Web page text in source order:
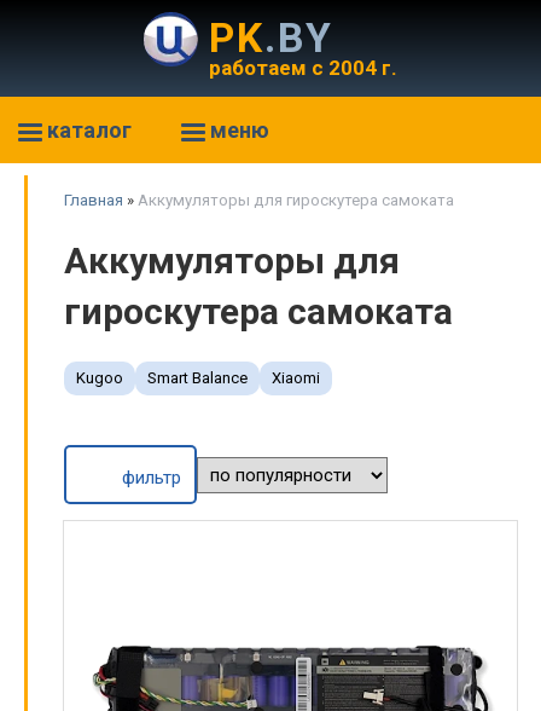
PK.BY
работаем с 2004 г.
каталог меню
Главная » Аккумуляторы для гироскутера самоката
Аккумуляторы для
гироскутера самоката
Kugoo Smart Balance Xiaomi
фильтр